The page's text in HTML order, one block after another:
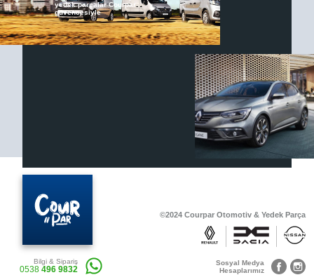
Otomobil, Suv, arazi ve ticari araçlar için
gerekli sarf malzemeler Courpar’da
3D baskı teknolojisiyle üretiyor,
müşterilerimize çözüm sunuyoruz.
Renault & Dacia Araçlarınızda
Yedek Parça Çözümleri için
En Güvenilir Destek Noktası
yedek parçalar Courpar
güvencesiyle
©2024 Courpar Otomotiv & Yedek Parça
Bilgi & Sipariş
0538 496 9832
Sosyal Medya
Hesaplarımız